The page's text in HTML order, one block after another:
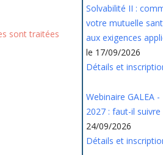
sont traitées
Solvabilité II :
votre mutuelle
aux exigences
le 17/09/2026
Détails et
Webinaire GALEA
2027 : faut-il
24/09/2026
Détails et